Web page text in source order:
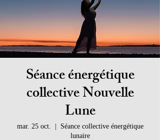
Séance énergétique
collective Nouvelle
Lune
mar. 25 oct.
Séance collective énergétique
lunaire